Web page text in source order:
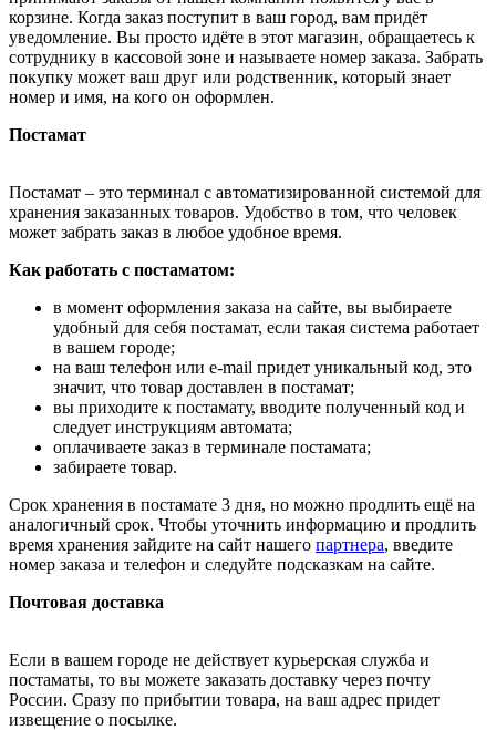
корзине. Когда заказ поступит в ваш город, вам придёт
уведомление. Вы просто идёте в этот магазин, обращаетесь к
сотруднику в кассовой зоне и называете номер заказа. Забрать
покупку может ваш друг или родственник, который знает
номер и имя, на кого он оформлен.
Постамат
Постамат – это терминал с автоматизированной системой для
хранения заказанных товаров. Удобство в том, что человек
может забрать заказ в любое удобное время.
Как работать с постаматом:
в момент оформления заказа на сайте, вы выбираете
удобный для себя постамат, если такая система работает
в вашем городе;
на ваш телефон или e-mail придет уникальный код, это
значит, что товар доставлен в постамат;
вы приходите к постамату, вводите полученный код и
следует инструкциям автомата;
оплачиваете заказ в терминале постамата;
забираете товар.
Срок хранения в постамате 3 дня, но можно продлить ещё на
аналогичный срок. Чтобы уточнить информацию и продлить
время хранения зайдите на сайт нашего партнера, введите
номер заказа и телефон и следуйте подсказкам на сайте.
Почтовая доставка
Если в вашем городе не действует курьерская служба и
постаматы, то вы можете заказать доставку через почту
России. Сразу по прибытии товара, на ваш адрес придет
извещение о посылке.